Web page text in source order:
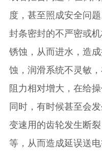
度，甚至照成安全问
封条密封的不严密或
锈蚀，从而进水，造
蚀，润滑系统不灵敏
阻力相对增大，在给
同时，有时候甚至会
变速用的齿轮发生断
等，从而造成延误送电